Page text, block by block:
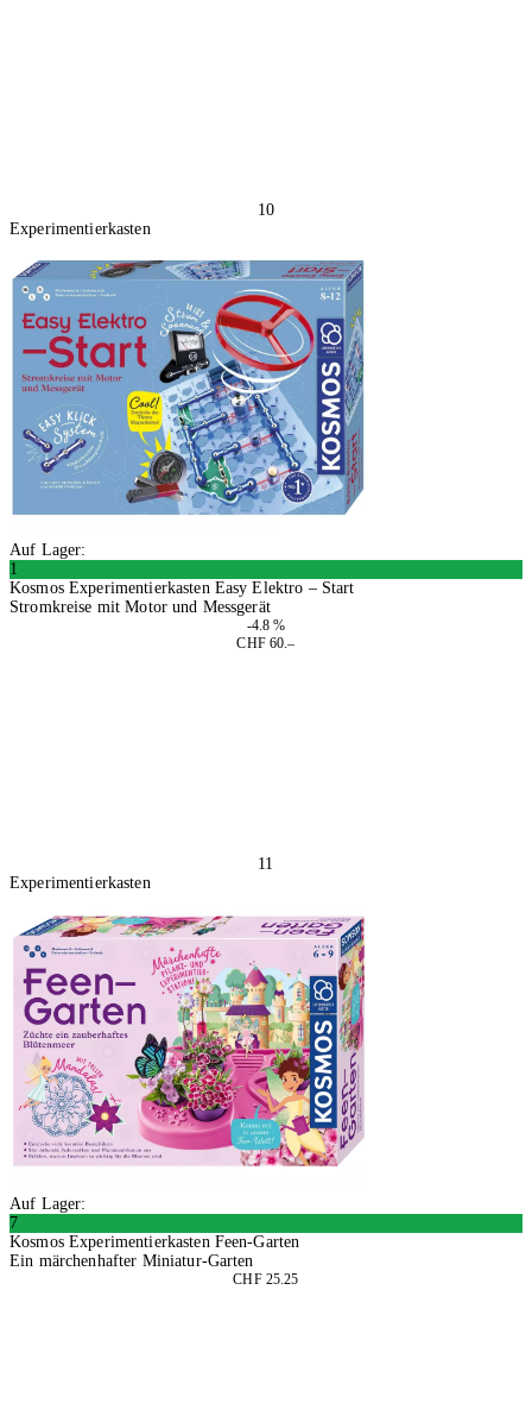
10
Experimentierkasten
Auf Lager:
1
Kosmos Experimentierkasten Easy Elektro – Start
Stromkreise mit Motor und Messgerät
-4.8 %
CHF 60.–
11
Experimentierkasten
Auf Lager:
7
Kosmos Experimentierkasten Feen-Garten
Ein märchenhafter Miniatur-Garten
CHF 25.25